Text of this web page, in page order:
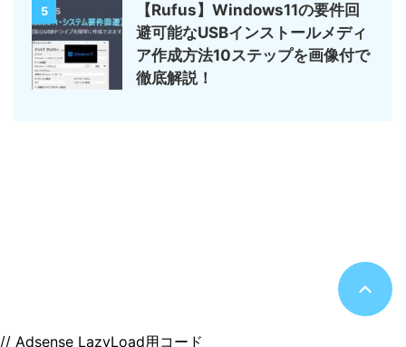
5
【Rufus】Windows11の要件回
避可能なUSBインストールメディ
ア作成方法10ステップを画像付で
徹底解説！
// Adsense LazyLoad用コード